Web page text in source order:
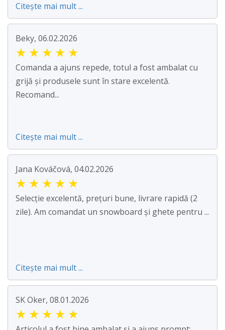
Citește mai mult ...
Beky, 06.02.2026
★ ★ ★ ★ ★
Comanda a ajuns repede, totul a fost ambalat cu
grijă și produsele sunt în stare excelentă.
Recomand...
Citește mai mult ...
Jana Kováčová, 04.02.2026
★ ★ ★ ★ ★
Selecție excelentă, prețuri bune, livrare rapidă (2
zile). Am comandat un snowboard și ghete pentru ...
Citește mai mult ...
SK Oker, 08.01.2026
★ ★ ★ ★ ★